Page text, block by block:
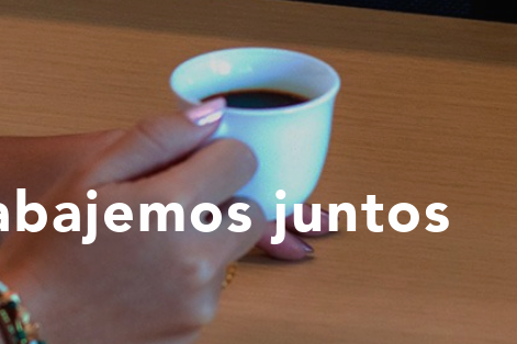
juntos